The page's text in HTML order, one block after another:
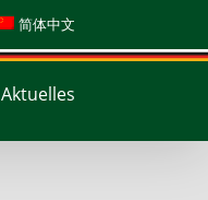
简体中文
Aktuelles